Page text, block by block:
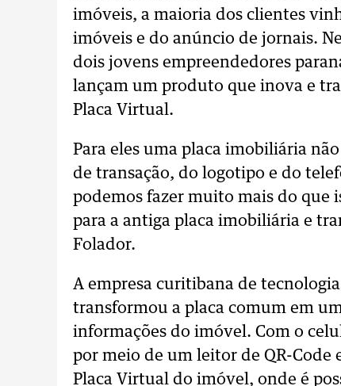
imóveis, a maioria dos clientes
imóveis e do anúncio de jornais.
dois jovens empreendedores
lançam um produto que inova e
Placa Virtual.
Para eles uma placa imobiliária
de transação, do logotipo e do
podemos fazer muito mais do que
para a antiga placa imobiliária e
Folador.
A empresa curitibana de
transformou a placa comum em
informações do imóvel. Com o
por meio de um leitor de QR-
Placa Virtual do imóvel, onde é